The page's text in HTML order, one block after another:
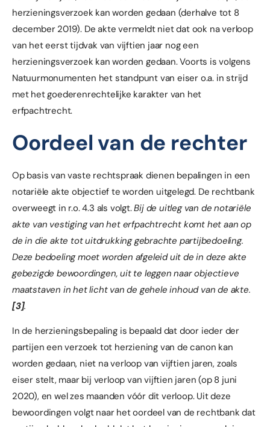
herzieningsverzoek kan worden gedaan (derhalve tot 8
december 2019). De akte vermeldt niet dat ook na verloop
van het eerst tijdvak van vijftien jaar nog een
herzieningsverzoek kan worden gedaan. Voorts is volgens
Natuurmonumenten het standpunt van eiser o.a. in strijd
met het goederenrechtelijke karakter van het
erfpachtrecht.
Oordeel van de rechter
Op basis van vaste rechtspraak dienen bepalingen in een
notariële akte objectief te worden uitgelegd. De rechtbank
overweegt in r.o. 4.3 als volgt.Bij de uitleg van de notariële
akte van vestiging van het erfpachtrecht komt het aan op
de in die akte tot uitdrukking gebrachte partijbedoeling.
Deze bedoeling moet worden afgeleid uit de in deze akte
gebezigde bewoordingen, uit te leggen naar objectieve
maatstaven in het licht van de gehele inhoud van de akte.
[3].
In de herzieningsbepaling is bepaald dat door ieder der
partijen een verzoek tot herziening van de canon kan
worden gedaan, niet na verloop van vijftien jaren, zoals
eiser stelt, maar bij verloop van vijftien jaren (op 8 juni
2020), en wel zes maanden vóór dit verloop. Uit deze
bewoordingen volgt naar het oordeel van de rechtbank dat